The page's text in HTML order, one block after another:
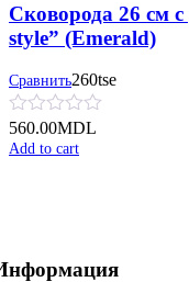
Сковорода 26 см
style” (Emerald)
Сравнить260tse
560.00MDL
Add to cart